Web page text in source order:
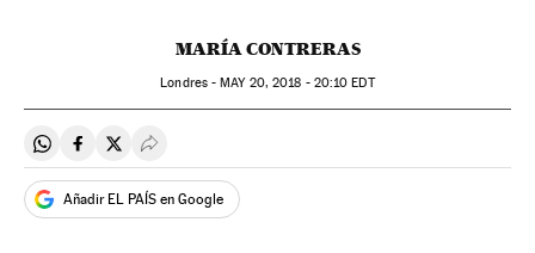
MARÍA CONTRERAS
Londres -MAY20, 2018 - 20:10 EDT
Compartir en Whatsapp
Compartir en Facebook
Compartir en Twitter
Desplegar Redes Sociales
Añadir EL PAÍS en Google